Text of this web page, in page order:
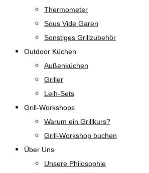
Thermometer
Sous Vide Garen
Sonstiges Grillzubehör
Outdoor Küchen
Außenküchen
Griller
Leih-Sets
Grill-Workshops
Warum ein Grillkurs?
Grill-Workshop buchen
Über Uns
Unsere Philosophie